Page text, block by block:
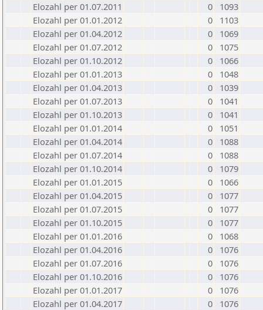
Elozahl per 01.07.2011
0
1093
Elozahl per 01.01.2012
0
1103
Elozahl per 01.04.2012
0
1069
Elozahl per 01.07.2012
0
1075
Elozahl per 01.10.2012
0
1066
Elozahl per 01.01.2013
0
1048
Elozahl per 01.04.2013
0
1039
Elozahl per 01.07.2013
0
1041
Elozahl per 01.10.2013
0
1041
Elozahl per 01.01.2014
0
1051
Elozahl per 01.04.2014
0
1088
Elozahl per 01.07.2014
0
1088
Elozahl per 01.10.2014
0
1079
Elozahl per 01.01.2015
0
1066
Elozahl per 01.04.2015
0
1077
Elozahl per 01.07.2015
0
1077
Elozahl per 01.10.2015
0
1077
Elozahl per 01.01.2016
0
1068
Elozahl per 01.04.2016
0
1076
Elozahl per 01.07.2016
0
1076
Elozahl per 01.10.2016
0
1076
Elozahl per 01.01.2017
0
1076
Elozahl per 01.04.2017
0
1076